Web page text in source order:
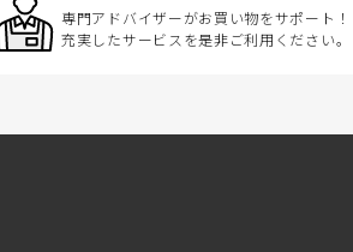
専門アドバイザーがお買い物をサポート！
充実したサービスを是非ご利用ください。